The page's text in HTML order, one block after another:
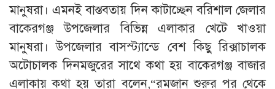
মানুষরা। এমনই বাস্তবতায় দিন কাটাচ্ছেন বরিশাল জেলার
বাকেরগঞ্জ উপজেলার বিভিন্ন এলাকার খেটে খাওয়া
মানুষরা। উপজেলার বাসস্ট্যান্ডে বেশ কিছু রিক্সাচালক
অটোচালক দিনমজুরের সাথে কথা হয় বাকেরগঞ্জ বাজার
এলাকায় কথা হয় তারা বলেন,“রমজান শুরুর পর থেকে